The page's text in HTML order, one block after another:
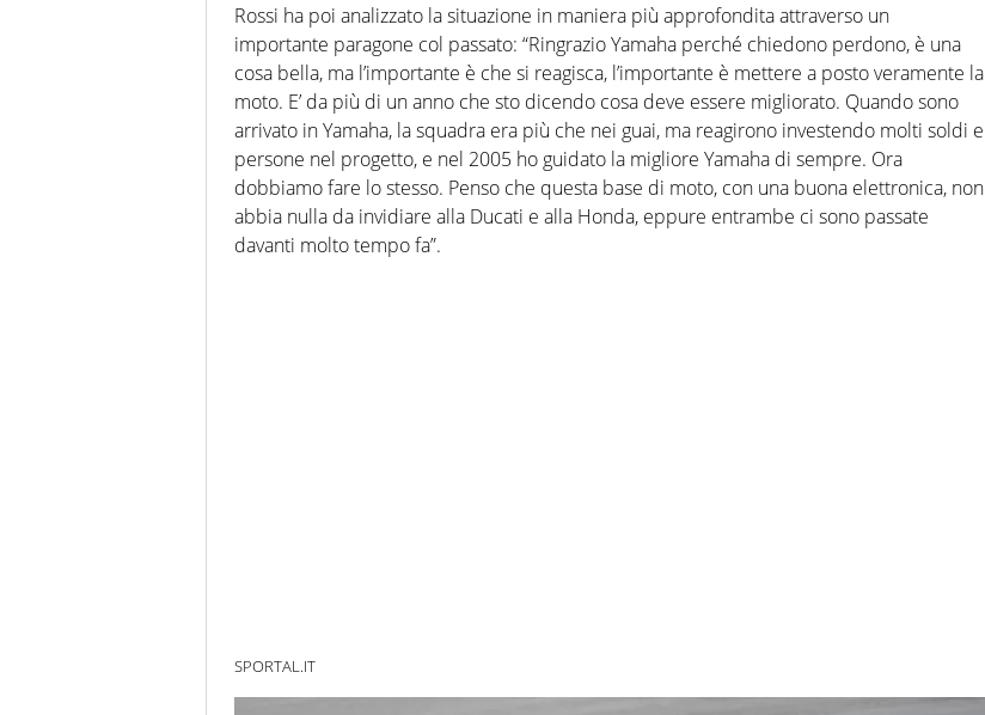
Rossi ha poi analizzato la situazione in maniera più approfondita attraverso un
importante paragone col passato: “Ringrazio Yamaha perché chiedono perdono, è una
cosa bella, ma l’importante è che si reagisca, l’importante è mettere a posto veramente la
moto. E’ da più di un anno che sto dicendo cosa deve essere migliorato. Quando sono
arrivato in Yamaha, la squadra era più che nei guai, ma reagirono investendo molti soldi e
persone nel progetto, e nel 2005 ho guidato la migliore Yamaha di sempre. Ora
dobbiamo fare lo stesso. Penso che questa base di moto, con una buona elettronica, non
abbia nulla da invidiare alla Ducati e alla Honda, eppure entrambe ci sono passate
davanti molto tempo fa”.
SPORTAL.IT